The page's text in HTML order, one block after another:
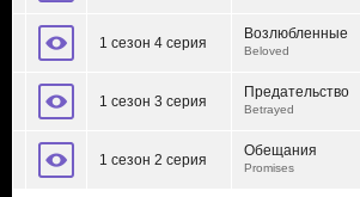
1 сезон 4 серия
Возлюбленные
Beloved
1 сезон 3 серия
Предательство
Betrayed
1 сезон 2 серия
Обещания
Promises